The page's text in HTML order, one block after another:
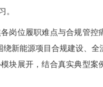
。
位履职难点与合规管控
新能源项目合规建设、全
块展开，结合真实典型案